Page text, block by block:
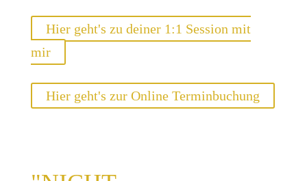
Hier geht's zu deiner 1:1 Session mit
mir
Hier geht's zur Online Terminbuchung